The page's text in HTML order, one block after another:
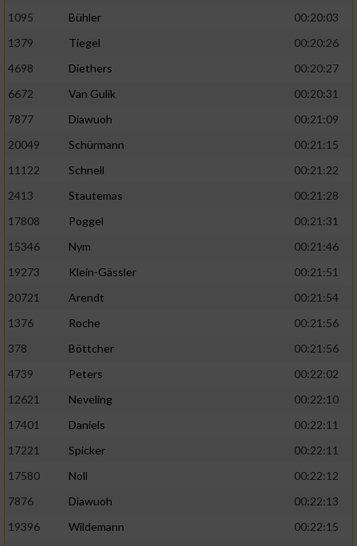
1095
Bühler
00:20:03
1379
Tiegel
00:20:26
4698
Diethers
00:20:27
6672
Van Gulik
00:20:31
7877
Diawuoh
00:21:09
20049
Schürmann
00:21:15
11122
Schnell
00:21:22
2413
Stautemas
00:21:28
17808
Poggel
00:21:31
15346
Nym
00:21:46
19273
Klein-Gässler
00:21:51
20721
Arendt
00:21:54
1376
Roche
00:21:56
378
Böttcher
00:21:56
4739
Peters
00:22:02
12621
Neveling
00:22:10
17401
Daniels
00:22:11
17221
Spicker
00:22:11
17580
Noll
00:22:12
7876
Diawuoh
00:22:13
19396
Wildemann
00:22:15